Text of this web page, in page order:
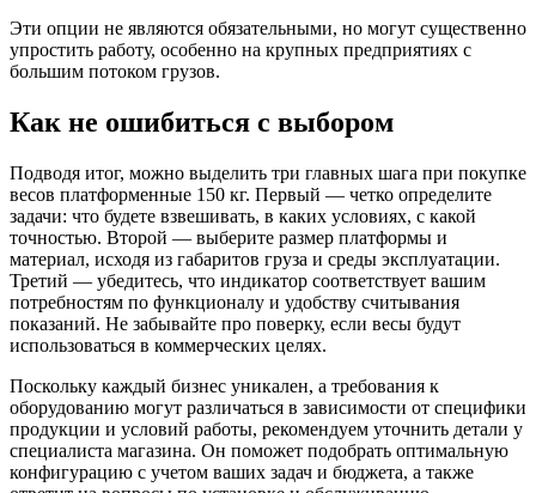
Эти опции не являются обязательными, но могут существенно
упростить работу, особенно на крупных предприятиях с
большим потоком грузов.
Как не ошибиться с выбором
Подводя итог, можно выделить три главных шага при покупке
весов платформенные 150 кг. Первый — четко определите
задачи: что будете взвешивать, в каких условиях, с какой
точностью. Второй — выберите размер платформы и
материал, исходя из габаритов груза и среды эксплуатации.
Третий — убедитесь, что индикатор соответствует вашим
потребностям по функционалу и удобству считывания
показаний. Не забывайте про поверку, если весы будут
использоваться в коммерческих целях.
Поскольку каждый бизнес уникален, а требования к
оборудованию могут различаться в зависимости от специфики
продукции и условий работы, рекомендуем уточнить детали у
специалиста магазина. Он поможет подобрать оптимальную
конфигурацию с учетом ваших задач и бюджета, а также